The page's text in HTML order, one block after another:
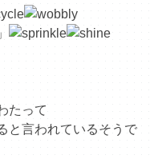
たって
と言われているそうで